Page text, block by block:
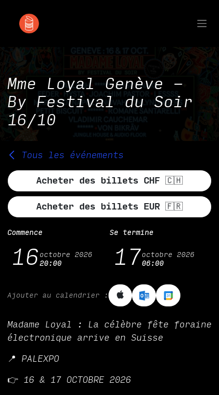
Mme Loyal Genève -
By Festival du Soir
16/10
Tous les événements
Acheter des billets CHF 🇨🇭
Acheter des billets EUR 🇫🇷
Commence
16 octobre 2026
20:00
Se termine
17octobre 2026
06:00
Ajouter au calendrier :
Madame Loyal : La célèbre fête foraine
électronique arrive en Suisse
📍 PALEXPO
👉 16 & 17 OCTOBRE 2026